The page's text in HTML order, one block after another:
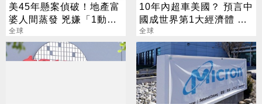
美45年懸案偵破！地產富
婆人間蒸發 兇嫌「1動
作」露餡落網
全球
10年內超車美國？ 預言中
國成世界第1大經濟體 學
者曝關鍵條件
全球